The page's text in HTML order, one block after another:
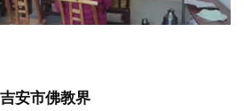
吉安市佛教界